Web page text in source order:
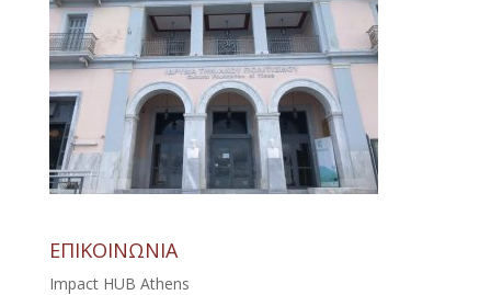
ΕΠΙΚΟΙΝΩΝΙΑ
Impact HUB Athens